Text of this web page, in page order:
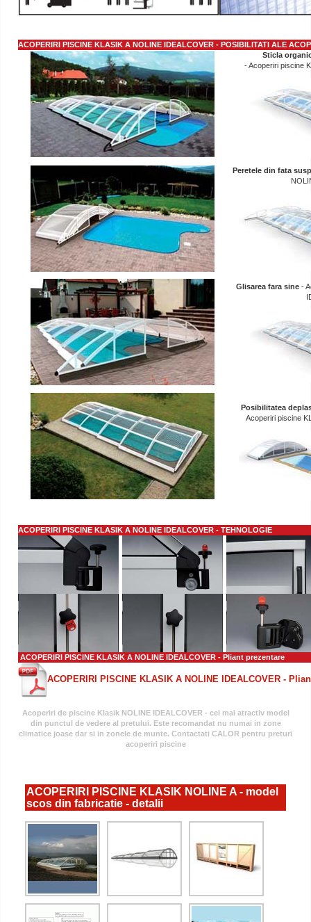
ACOPERIRI PISCINE KLASIK A NOLINE IDEALCOVER - POSIBILITATI ALE
Sticla
- Acoperiri piscine
Peretele din fata
Glisarea fara sine -
Posibilitatea
Acoperiri piscine
ACOPERIRI PISCINE KLASIK A NOLINE IDEALCOVER - TEHNOLOGIE
ACOPERIRI PISCINE KLASIK A NOLINE IDEALCOVER - Pliant prezentare
ACOPERIRI PISCINE KLASIK A NOLINE IDEALCOVER -
Acoperiri de piscine Klasik NOLINE IDEALCOVER - cel mai atractiv model
din punctul de vedere al pretului. Este recomandat nu numai in zone
climatice joase dar si in zonele de munte. Contactati CALOR pentru preturi
acoperiri piscine
ACOPERIRI PISCINE KLASIK NOLINE A - model
scos din fabricatie - detalii